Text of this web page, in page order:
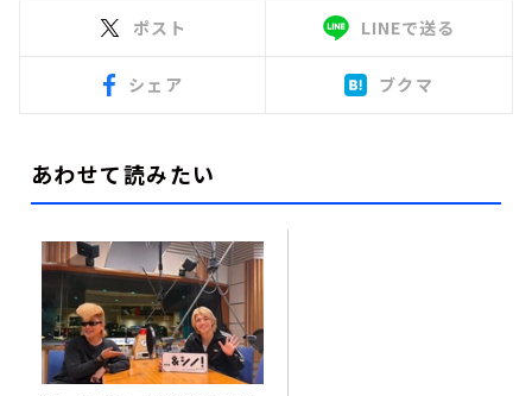
ポスト LINEで送る
シェア ブクマ
あわせて読みたい